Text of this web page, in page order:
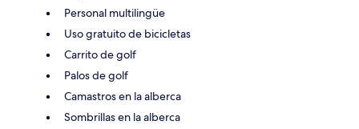
Personal multilingüe
Uso gratuito de bicicletas
Carrito de golf
Palos de golf
Camastros en la alberca
Sombrillas en la alberca